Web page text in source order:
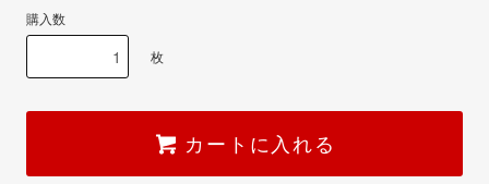
購入数
枚
カートに入れる